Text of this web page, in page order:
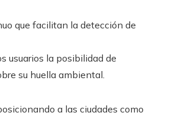
que facilitan la detección de
usuarios la posibilidad de
su huella ambiental.
a las ciudades como